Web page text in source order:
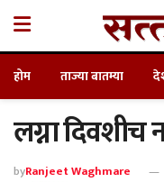
होम ताज्या बातम्या
लग्ना दिवशीच
byRanjeet Waghmare